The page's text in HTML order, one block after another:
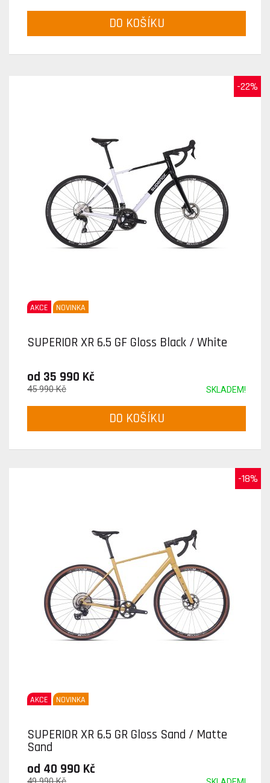
DO KOŠÍKU
-22%
AKCE NOVINKA
SUPERIOR XR 6.5 GF Gloss Black / White
od 35 990 Kč
SKLADEM!
45 990 Kč
DO KOŠÍKU
-18%
AKCE NOVINKA
SUPERIOR XR 6.5 GR Gloss Sand / Matte
Sand
od 40 990 Kč